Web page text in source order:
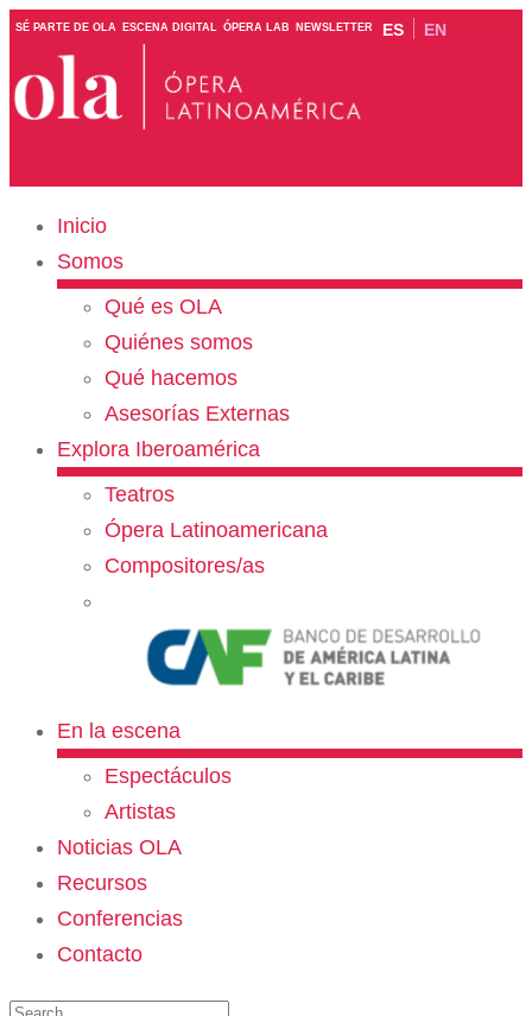
SÉ PARTE DE OLA ESCENA DIGITAL ÓPERA LAB NEWSLETTER ES EN
Inicio
Somos
Qué es OLA
Quiénes somos
Qué hacemos
Asesorías Externas
Explora Iberoamérica
Teatros
Ópera Latinoamericana
Compositores/as
En la escena
Espectáculos
Artistas
Noticias OLA
Recursos
Conferencias
Contacto